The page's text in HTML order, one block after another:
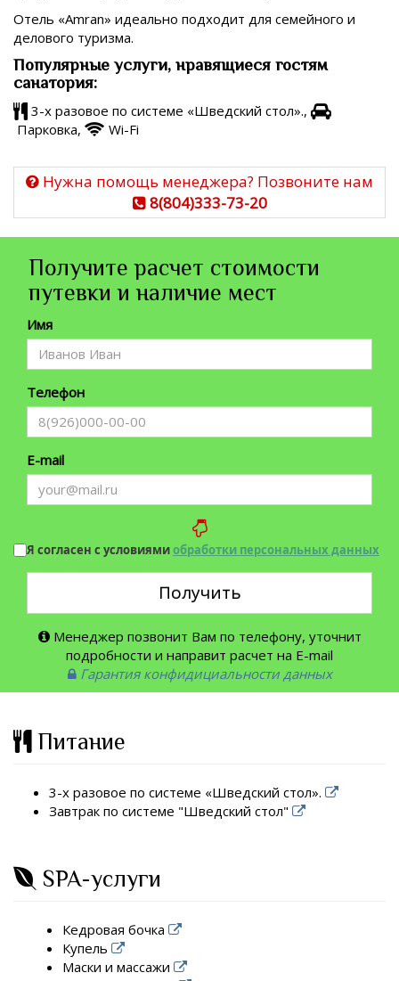
Отель «Amran» идеально подходит для семейного и
делового туризма.
Популярные услуги, нравящиеся гостям
санатория:
3-х разовое по системе «Шведский стол».,
Парковка,
Wi-Fi
Нужна помощь менеджера? Позвоните нам
8(804)333-73-20
Получите расчет стоимости
путевки и наличие мест
Имя
Телефон
E-mail
Я согласен с условиямиобработки персональных данных
Получить
Менеджер позвонит Вам по телефону, уточнит
подробности и направит расчет на E-mail
Гарантия конфидициальности данных
Питание
3-х разовое по системе «Шведский стол».
Завтрак по системе "Шведский стол"
SPA-услуги
Кедровая бочка
Купель
Маски и массажи